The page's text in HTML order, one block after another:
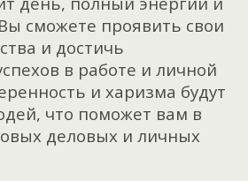
сможете проявить свои
и достичь
в работе и личной
и харизма будут
что поможет вам в
деловых и личных